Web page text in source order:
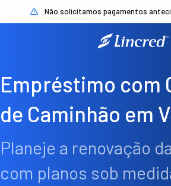
Não solicitamos pagamentos
Empréstimo com
de Caminhão em
Planeje a renovação
com planos sob